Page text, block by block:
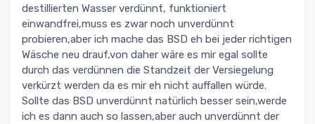
destillierten Wasser verdünnt, funktioniert
einwandfrei,muss es zwar noch unverdünnt
probieren,aber ich mache das BSD eh bei jeder richtigen
Wäsche neu drauf,von daher wäre es mir egal sollte
durch das verdünnen die Standzeit der Versiegelung
verkürzt werden da es mir eh nicht auffallen würde.
Sollte das BSD unverdünnt natürlich besser sein,werde
ich es dann auch so lassen,aber auch unverdünnt der